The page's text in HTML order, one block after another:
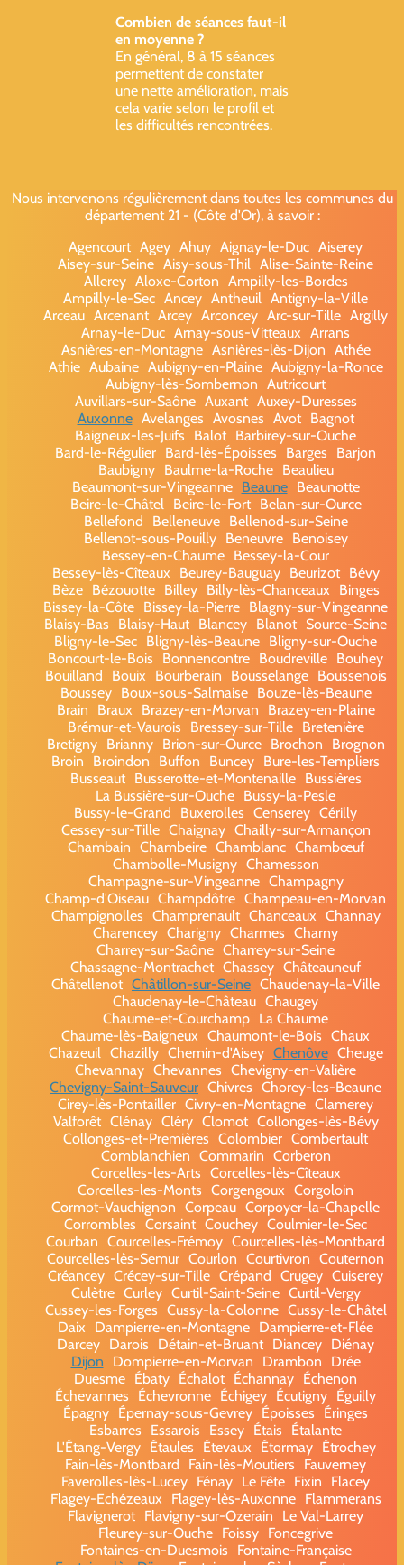
Combien de séances faut-il
en moyenne ?
En général, 8 à 15 séances
permettent de constater
une nette amélioration, mais
cela varie selon le profil et
les difficultés rencontrées.
Nous intervenons régulièrement dans toutes les communes du
département 21 - (Côte d'Or), à savoir :
Agencourt Agey Ahuy Aignay-le-Duc Aiserey
Aisey-sur-Seine Aisy-sous-Thil Alise-Sainte-Reine
Allerey Aloxe-Corton Ampilly-les-Bordes
Ampilly-le-Sec Ancey Antheuil Antigny-la-Ville
Arceau Arcenant Arcey Arconcey Arc-sur-Tille Argilly
Arnay-le-Duc Arnay-sous-Vitteaux Arrans
Asnières-en-Montagne Asnières-lès-Dijon Athée
Athie Aubaine Aubigny-en-Plaine Aubigny-la-Ronce
Aubigny-lès-Sombernon Autricourt
Auvillars-sur-Saône Auxant Auxey-Duresses
Auxonne Avelanges Avosnes Avot
Bagnot
Baigneux-les-Juifs
Balot Barbirey-sur-Ouche
Bard-le-Régulier Bard-lès-Époisses Barges
Barjon
Baubigny
Baulme-la-Roche
Beaulieu
Beaumont-sur-Vingeanne
Beaune
Beaunotte
Beire-le-Châtel
Beire-le-Fort
Belan-sur-Ource
Bellefond
Belleneuve
Bellenod-sur-Seine
Bellenot-sous-Pouilly
Beneuvre
Benoisey
Bessey-en-Chaume Bessey-la-Cour
Bessey-lès-Cîteaux
Beurey-Bauguay Beurizot
Bévy
Bèze
Bézouotte Billey Billy-lès-Chanceaux
Binges
Bissey-la-Côte Bissey-la-Pierre Blagny-sur-Vingeanne
Blaisy-Bas
Blaisy-Haut Blancey Blanot Source-Seine
Bligny-le-Sec Bligny-lès-Beaune Bligny-sur-Ouche
Boncourt-le-Bois
Bonnencontre Boudreville Bouhey
Bouilland
Bouix Bourberain Bousselange
Boussenois
Boussey
Boux-sous-Salmaise
Bouze-lès-Beaune
Brain
Braux Brazey-en-Morvan
Brazey-en-Plaine
Brémur-et-Vaurois
Bressey-sur-Tille
Bretenière
Bretigny
Brianny Brion-sur-Ource Brochon
Brognon
Broin
Broindon Buffon Buncey Bure-les-Templiers
Busseaut
Busserotte-et-Montenaille
Bussières
La Bussière-sur-Ouche Bussy-la-Pesle
Bussy-le-Grand
Buxerolles Censerey Cérilly
Cessey-sur-Tille Chaignay Chailly-sur-Armançon
Chambain Chambeire Chamblanc Chambœuf
Chambolle-Musigny Chamesson
Champagne-sur-Vingeanne Champagny
Champ-d'Oiseau Champdôtre Champeau-en-Morvan
Champignolles Champrenault Chanceaux Channay
Charencey Charigny Charmes Charny
Charrey-sur-Saône Charrey-sur-Seine
Chassagne-Montrachet Chassey Châteauneuf
Châtellenot Châtillon-sur-Seine Chaudenay-la-Ville
Chaudenay-le-Château Chaugey
Chaume-et-Courchamp La Chaume
Chaume-lès-Baigneux Chaumont-le-Bois Chaux
Chazeuil Chazilly Chemin-d'Aisey Chenôve Cheuge
Chevannay Chevannes Chevigny-en-Valière
Chevigny-Saint-Sauveur Chivres Chorey-les-Beaune
Cirey-lès-Pontailler Civry-en-Montagne Clamerey
Valforêt Clénay Cléry Clomot Collonges-lès-Bévy
Collonges-et-Premières Colombier Combertault
Comblanchien Commarin Corberon
Corcelles-les-Arts Corcelles-lès-Cîteaux
Corcelles-les-Monts Corgengoux Corgoloin
Cormot-Vauchignon Corpeau Corpoyer-la-Chapelle
Corrombles Corsaint Couchey Coulmier-le-Sec
Courban Courcelles-Frémoy Courcelles-lès-Montbard
Courcelles-lès-Semur Courlon Courtivron Couternon
Créancey Crécey-sur-Tille Crépand Crugey Cuiserey
Culètre Curley Curtil-Saint-Seine Curtil-Vergy
Cussey-les-Forges Cussy-la-Colonne Cussy-le-Châtel
Daix
Dampierre-en-Montagne Dampierre-et-Flée
Darcey Darois Détain-et-Bruant Diancey Diénay
Dijon
Dompierre-en-Morvan Drambon
Drée
Duesme Ébaty Échalot Échannay Échenon
Échevannes
Échevronne Échigey Écutigny Éguilly
Épagny Épernay-sous-Gevrey Époisses
Éringes
Esbarres
Essarois Essey Étais
Étalante
L'Étang-Vergy
Étaules Étevaux Étormay
Étrochey
Fain-lès-Montbard
Fain-lès-Moutiers
Fauverney
Faverolles-lès-Lucey Fénay Le Fête Fixin
Flacey
Flagey-Echézeaux
Flagey-lès-Auxonne
Flammerans
Flavignerot Flavigny-sur-Ozerain
Le Val-Larrey
Fleurey-sur-Ouche Foissy Foncegrive
Fontaines-en-Duesmois
Fontaine-Française